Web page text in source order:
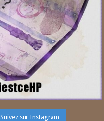
Suivez sur Instagram